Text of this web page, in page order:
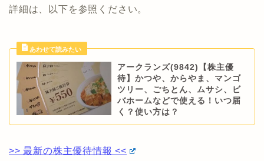
詳細は、以下を参照ください。
アークランズ(9842)【株主優
待】かつや、からやま、マンゴ
ツリー、ごちとん、ムサシ、ビ
バホームなどで使える！いつ届
く？使い方は？
>> 最新の株主優待情報 <<